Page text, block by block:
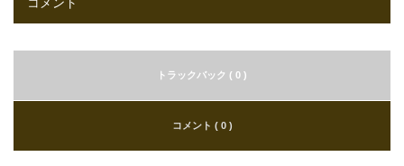
トラックバック ( 0 )
コメント ( 0 )